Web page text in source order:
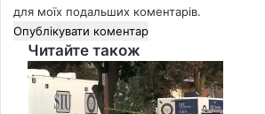
для моїх подальших коментарів.
Читайте також
Close